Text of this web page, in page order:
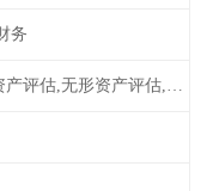
务
资产评估固定资产评估,无形资产评估,整体资产评估